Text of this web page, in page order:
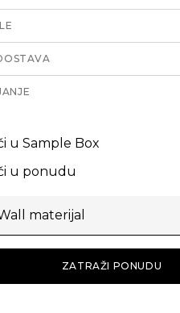
u Sample Box
u ponudu
ZATRAŽI PONUDU